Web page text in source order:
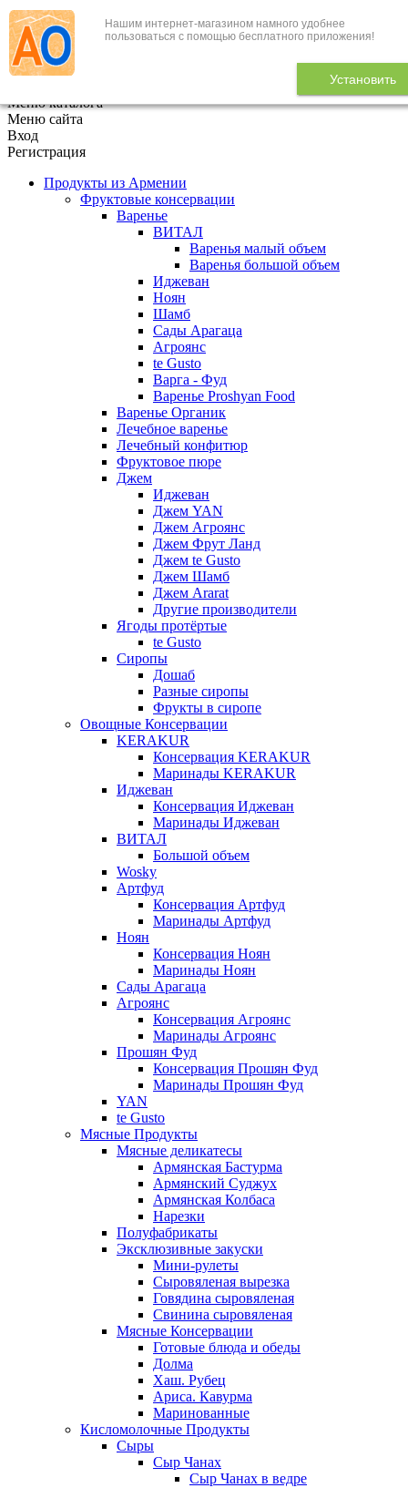
Нашим интернет-магазином намного удобнее
пользоваться с помощью бесплатного приложения!
Установить
+7 (495) 646-888-1
В корзине 0
Меню каталога
Меню сайта
Вход
Регистрация
Продукты из Армении
Фруктовые консервации
Варенье
ВИТАЛ
Варенья малый объем
Варенья большой объем
Иджеван
Ноян
Шамб
Сады Арагаца
Агроянс
te Gusto
Варга - Фуд
Варенье Proshyan Food
Варенье Органик
Лечебное варенье
Лечебный конфитюр
Фруктовое пюре
Джем
Иджеван
Джем YAN
Джем Агроянс
Джем Фрут Ланд
Джем te Gusto
Джем Шамб
Джем Ararat
Другие производители
Ягоды протёртые
te Gusto
Сиропы
Дошаб
Разные сиропы
Фрукты в сиропе
Овощные Консервации
KERAKUR
Консервация KERAKUR
Маринады KERAKUR
Иджеван
Консервация Иджеван
Маринады Иджеван
ВИТАЛ
Большой объем
Wosky
Артфуд
Консервация Артфуд
Маринады Артфуд
Ноян
Консервация Ноян
Маринады Ноян
Сады Арагаца
Агроянс
Консервация Агроянс
Маринады Агроянс
Прошян Фуд
Консервация Прошян Фуд
Маринады Прошян Фуд
YAN
te Gusto
Мясные Продукты
Мясные деликатесы
Армянская Бастурма
Армянский Суджух
Армянская Колбаса
Нарезки
Полуфабрикаты
Эксклюзивные закуски
Мини-рулеты
Сыровяленая вырезка
Говядина сыровяленая
Свинина сыровяленая
Мясные Консервации
Готовые блюда и обеды
Долма
Хаш. Рубец
Ариса. Кавурма
Маринованные
Кисломолочные Продукты
Сыры
Сыр Чанах
Сыр Чанах в ведре